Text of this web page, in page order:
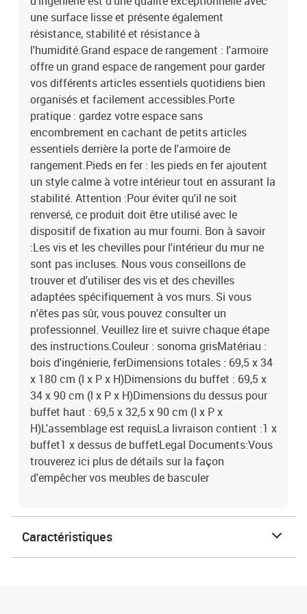
une surface lisse et présente également
résistance, stabilité et résistance à
l'humidité.Grand espace de rangement : l'armoire
offre un grand espace de rangement pour garder
vos différents articles essentiels quotidiens bien
organisés et facilement accessibles.Porte
pratique : gardez votre espace sans
encombrement en cachant de petits articles
essentiels derrière la porte de l'armoire de
rangement.Pieds en fer : les pieds en fer ajoutent
un style calme à votre intérieur tout en assurant la
stabilité. Attention :Pour éviter qu'il ne soit
renversé, ce produit doit être utilisé avec le
dispositif de fixation au mur fourni. Bon à savoir
:Les vis et les chevilles pour l'intérieur du mur ne
sont pas incluses. Nous vous conseillons de
trouver et d'utiliser des vis et des chevilles
adaptées spécifiquement à vos murs. Si vous
n'êtes pas sûr, vous pouvez consulter un
professionnel. Veuillez lire et suivre chaque étape
des instructions.Couleur : sonoma grisMatériau :
bois d'ingénierie, ferDimensions totales : 69,5 x 34
x 180 cm (l x P x H)Dimensions du buffet : 69,5 x
34 x 90 cm (l x P x H)Dimensions du dessus pour
buffet haut : 69,5 x 32,5 x 90 cm (l x P x
H)L'assemblage est requisLa livraison contient :1 x
buffet1 x dessus de buffetLegal Documents:Vous
trouverez ici plus de détails sur la façon
d'empêcher vos meubles de basculer
Caractéristiques